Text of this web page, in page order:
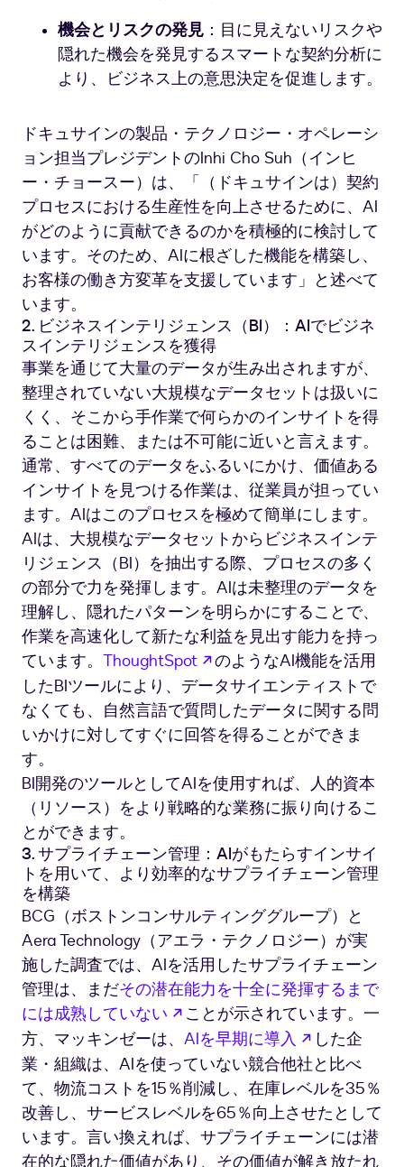
機会とリスクの発見 ：目に見えないリスクや
隠れた機会を発見するスマートな契約分析に
より、ビジネス上の意思決定を促進します。
ドキュサインの製品・テクノロジー・オペレーシ
ョン担当プレジデントのInhi Cho Suh（インヒ
ー・チョースー）は、「（ドキュサインは）契約
プロセスにおける生産性を向上させるために、AI
がどのように貢献できるのかを積極的に検討して
います。そのため、AIに根ざした機能を構築し、
お客様の働き方変革を支援しています」と述べて
います。
2. ビジネスインテリジェンス（BI）：AIでビジネ
スインテリジェンスを獲得
事業を通じて大量のデータが生み出されますが、
整理されていない大規模なデータセットは扱いに
くく、そこから手作業で何らかのインサイトを得
ることは困難、または不可能に近いと言えます。
通常、すべてのデータをふるいにかけ、価値ある
インサイトを見つける作業は、従業員が担ってい
ます。AIはこのプロセスを極めて簡単にします。
AIは、大規模なデータセットからビジネスインテ
リジェンス（BI）を抽出する際、プロセスの多く
の部分で力を発揮します。AIは未整理のデータを
理解し、隠れたパターンを明らかにすることで、
作業を高速化して新たな利益を見出す能力を持っ
ています。 ThoughtSpot 新しいタブで開く
のようなAI機能を活用
したBIツールにより、データサイエンティストで
なくても、自然言語で質問したデータに関する問
いかけに対してすぐに回答を得ることができま
す。
BI開発のツールとしてAIを使用すれば、人的資本
（リソース）をより戦略的な業務に振り向けるこ
とができます。
3. サプライチェーン管理：AIがもたらすインサイ
トを用いて、より効率的なサプライチェーン管理
を構築
BCG（ボストンコンサルティンググループ）と
Aera Technology（アエラ・テクノロジー）が実
施した調査では、AIを活用したサプライチェーン
管理は、まだその潜在能力を十全に発揮するまで
には成熟していない
新しいタブで開く
ことが示されています。一
方、マッキンゼーは、 AIを早期に導入 新しいタブ
した企
業・組織は、AIを使っていない競合他社と比べ
て、物流コストを15％削減し、在庫レベルを35％
改善し、サービスレベルを65％向上させたとして
います。言い換えれば、サプライチェーンには潜
在的な隠れた価値があり、その価値が解き放たれ